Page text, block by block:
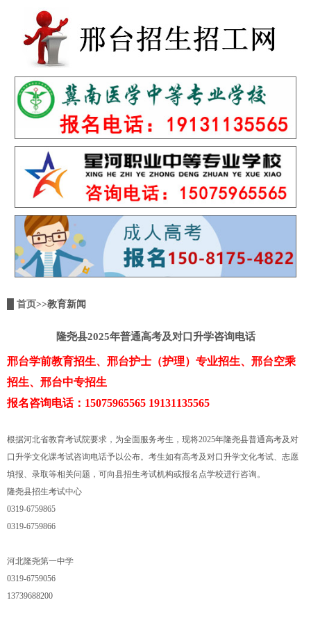
首页>>教育新闻
隆尧县2025年普通高考及对口升学咨询电话
邢台学前教育招生、邢台护士（护理）专业招生、邢台空乘
招生、邢台中专招生
报名咨询电话：15075965565 19131135565
根据河北省教育考试院要求，为全面服务考生，现将2025年隆尧县普通高考及对
口升学文化课考试咨询电话予以公布。考生如有高考及对口升学文化考试、志愿
填报、录取等相关问题，可向县招生考试机构或报名点学校进行咨询。
隆尧县招生考试中心
0319-6759865
0319-6759866
河北隆尧第一中学
0319-6759056
13739688200